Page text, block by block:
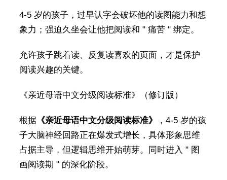
4-5 岁的孩子，过早认字会破坏他的读图能力和想
象力；强迫久坐会让他把阅读和 " 痛苦 " 绑定。
允许孩子跳着读、反复读喜欢的页面，才是保护
阅读兴趣的关键。
《亲近母语中文分级阅读标准》（修订版）
根据《亲近母语中文分级阅读标准》
，4-5 岁的孩
子大脑神经回路正在爆发式增长，具体形象思维
占据主导，但逻辑思维开始萌芽。同时进入 " 图
画阅读期 " 的深化阶段。